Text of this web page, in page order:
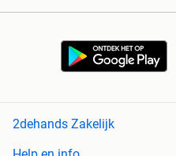
2dehands Zakelijk